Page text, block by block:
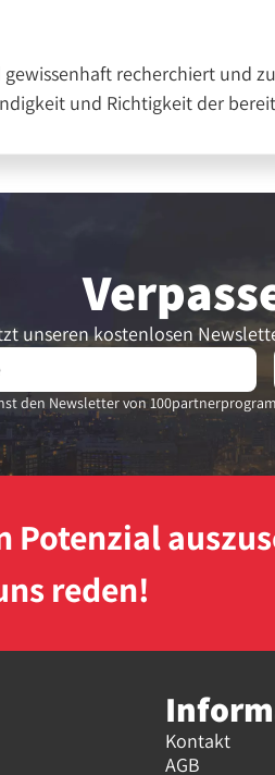
gewissenhaft recherchiert und
und Richtigkeit der
unseren kostenlosen
den Newsletter von
Potenzial
reden!
Kontakt
AGB